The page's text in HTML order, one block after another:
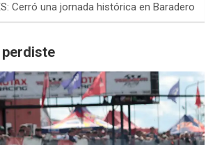
Cerró una jornada histórica en Baradero
perdiste